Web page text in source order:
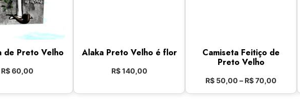
de Preto Velho
R$60,00
Alaka Preto Velho é flor
R$140,00
Camiseta Feitiço de
Preto Velho
R$ 50,00 –R$70,00